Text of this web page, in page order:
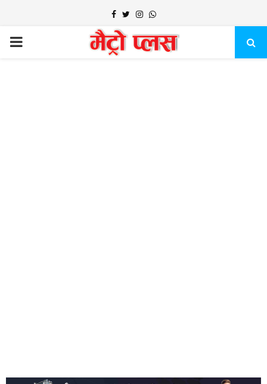
Facebook
TwitterInstagram
Whatsapp
PRIMARY